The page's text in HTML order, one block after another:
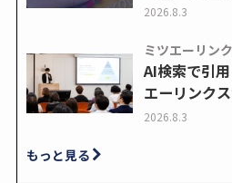
2026.8.3
ミツエーリン
AI検索で引
エーリンク
2026.8.3
もっと見る